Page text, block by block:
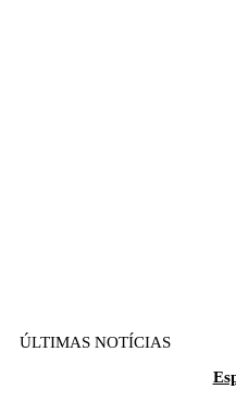
ÚLTIMAS NOTÍCIAS